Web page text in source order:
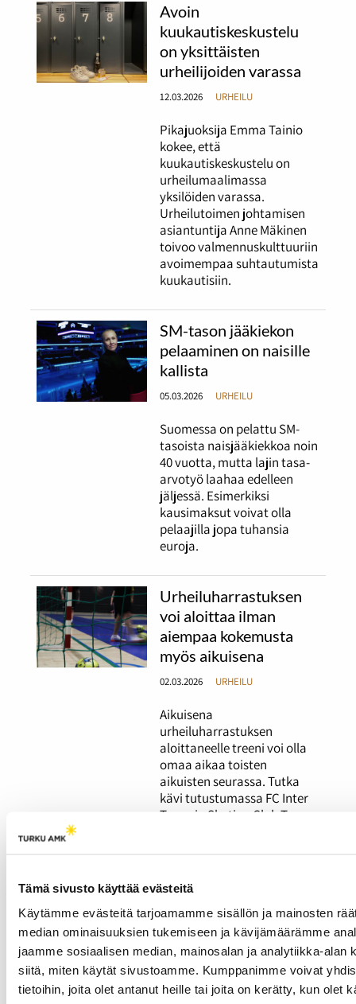
Tämä sivusto käyttää evästeitä
Käytämme evästeitä tarjoamamme sisällön ja mainosten
median ominaisuuksien tukemiseen ja kävijämäärämme
jaamme sosiaalisen median, mainosalan ja analytiikka-alan
siitä, miten käytät sivustoamme. Kumppanimme voivat
tietoihin, joita olet antanut heille tai joita on kerätty, kun olet
Avoin
kuukautiskeskustelu
on yksittäisten
urheilijoiden varassa
12.03.2026 URHEILU
Pikajuoksija Emma Tainio
kokee, että
kuukautiskeskustelu on
urheilumaalimassa
yksilöiden varassa.
Urheilutoimen johtamisen
asiantuntija Anne Mäkinen
toivoo valmennuskulttuuriin
avoimempaa suhtautumista
kuukautisiin.
SM-tason jääkiekon
pelaaminen on naisille
kallista
05.03.2026 URHEILU
Suomessa on pelattu SM-
tasoista naisjääkiekkoa noin
40 vuotta, mutta lajin tasa-
arvotyö laahaa edelleen
jäljessä. Esimerkiksi
kausimaksut voivat olla
pelaajilla jopa tuhansia
euroja.
Urheiluharrastuksen
voi aloittaa ilman
aiempaa kokemusta
myös aikuisena
02.03.2026 URHEILU
Aikuisena
urheiluharrastuksen
aloittaneelle treeni voi olla
omaa aikaa toisten
aikuisten seurassa. Tutka
kävi tutustumassa FC Inter
Turun ja Skating Club Turun
luistelun aloittanut Inka
Heinonen rakastui lajiin heti
ensimmäisissä treeneissä.
Kuukautiskierron
vaikutuksista